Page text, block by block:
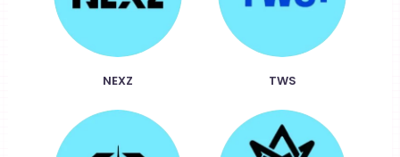
NEXZ TWS